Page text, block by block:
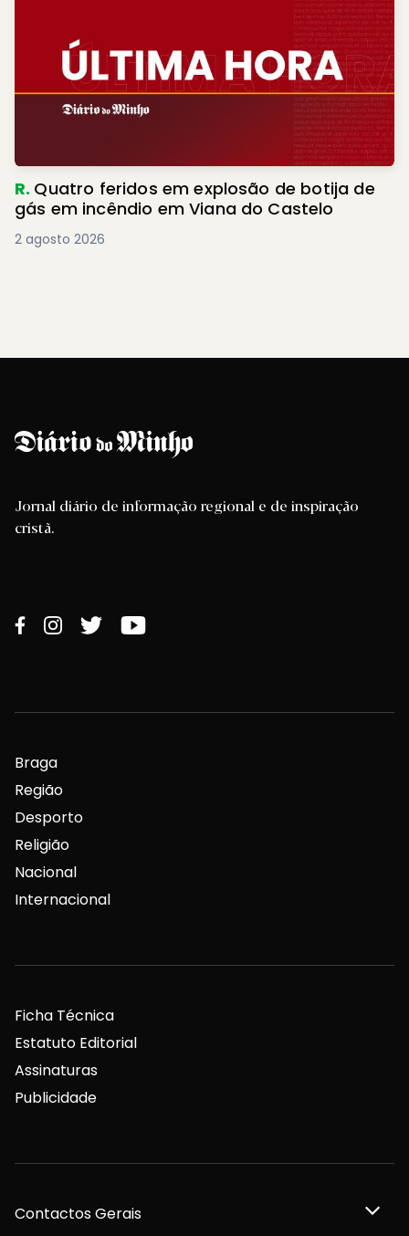
R. Quatro feridos em explosão de botija de
gás em incêndio em Viana do Castelo
2 agosto 2026
Jornal diário de informação regional e de inspiração
cristã.
Braga
Região
Desporto
Religião
Nacional
Internacional
Ficha Técnica
Estatuto Editorial
Assinaturas
Publicidade
Contactos Gerais